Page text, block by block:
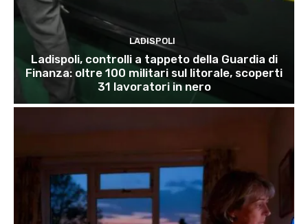
LADISPOLI
Ladispoli, controlli a tappeto della Guardia di
Finanza: oltre 100 militari sul litorale, scoperti
31 lavoratori in nero